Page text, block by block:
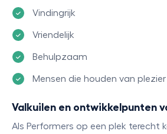
Vindingrijk
Vriendelijk
Behulpzaam
Mensen die houden van plezier
Valkuilen en ontwikkelpunten
Als Performers op een plek terecht